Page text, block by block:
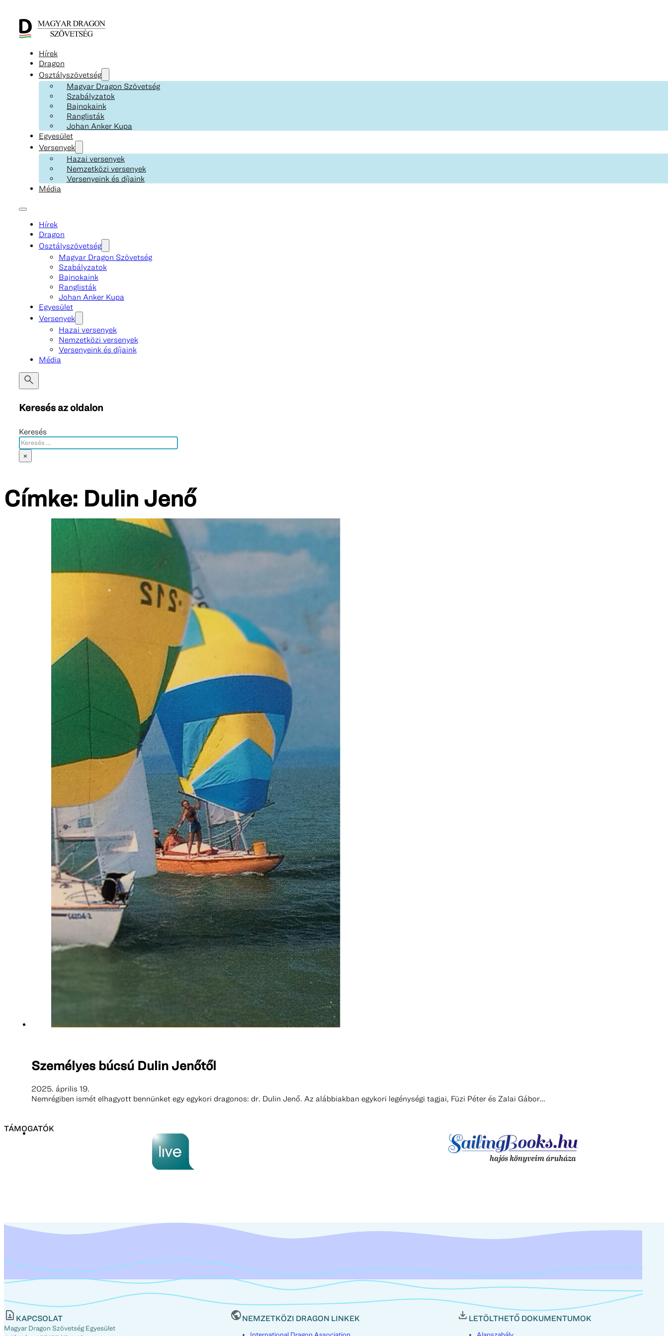
Hírek
Dragon
Osztályszövetség
Magyar Dragon Szövetség
Szabályzatok
Bajnokaink
Ranglisták
Johan Anker Kupa
Egyesület
Versenyek
Hazai versenyek
Nemzetközi versenyek
Versenyeink és díjaink
Média
Hírek
Dragon
Osztályszövetség
Magyar Dragon Szövetség
Szabályzatok
Bajnokaink
Ranglisták
Johan Anker Kupa
Egyesület
Versenyek
Hazai versenyek
Nemzetközi versenyek
Versenyeink és díjaink
Média
Keresés az oldalon
Keresés
×
Címke: Dulin Jenő
Személyes búcsú Dulin Jenőtől
2025. április 19.
Nemrégiben ismét elhagyott bennünket egy egykori dragonos: dr. Dulin Jenő. Az alábbiakban egykori legénységi tagjai, Füzi Péter és Zalai Gábor…
TÁMOGATÓK
KAPCSOLAT
Magyar Dragon Szövetség Egyesület
NEMZETKÖZI DRAGON LINKEK
International Dragon Association
LETÖLTHETŐ DOKUMENTUMOK
Alapszabály